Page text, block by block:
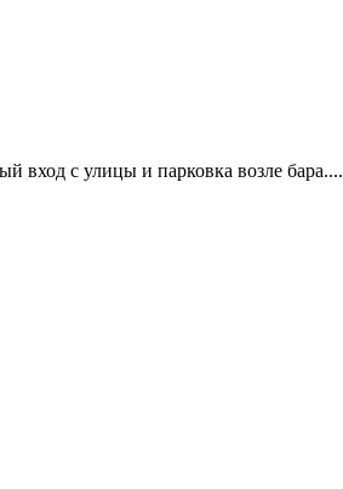
вход с улицы и парковка возле бара....